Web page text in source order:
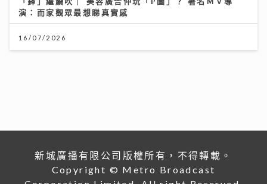
新城廣播有限公司版權所有，不得轉載。